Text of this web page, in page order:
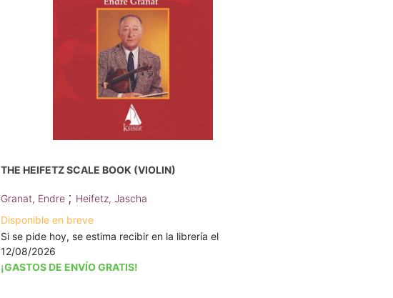
THE HEIFETZ SCALE BOOK (VIOLIN)
Granat, Endre ; Heifetz, Jascha
Disponible en breve
Si se pide hoy, se estima recibir en la librería el
12/08/2026
¡GASTOS DE ENVÍO GRATIS!